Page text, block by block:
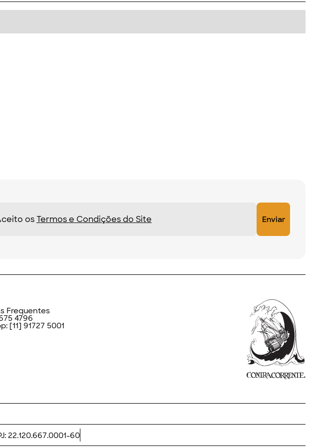
osTermos e Condições do Site
Frequentes
4796
[11] 91727 5001
22.120.667.0001-60